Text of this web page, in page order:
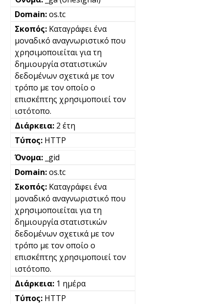
os.tc
Καταγράφει ένα
μοναδικό αναγνωριστικό που
χρησιμοποιείται για τη
δημιουργία στατιστικών
δεδομένων σχετικά με τον
τρόπο με τον οποίο ο
επισκέπτης χρησιμοποιεί τον
ιστότοπο.
2 έτη
HTTP
_gid
os.tc
Καταγράφει ένα
μοναδικό αναγνωριστικό που
χρησιμοποιείται για τη
δημιουργία στατιστικών
δεδομένων σχετικά με τον
τρόπο με τον οποίο ο
επισκέπτης χρησιμοποιεί τον
ιστότοπο.
1 ημέρα
HTTP